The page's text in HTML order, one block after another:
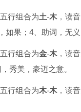
五行组合为土-木 ，读
如果；4、助词，无
五行组合为金-木 ，读
秀美，豪迈之意。
五行组合为木-木 ，读